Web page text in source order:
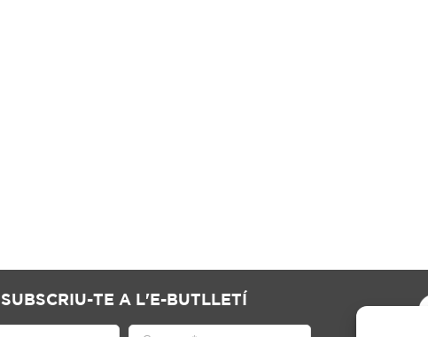
SUBSCRIU-TE A L'E-BUTLLETÍ